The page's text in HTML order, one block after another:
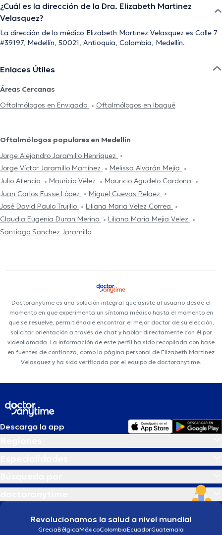
¿Cuál es la dirección de la Dra. Elizabeth Martinez
Velasquez?
La dirección de la médico Elizabeth Martinez Velasquez es Calle 7
#39197, Medellín, 50021, Antioquia, Colombia, Medellín.
Enlaces Útiles
Áreas Cercanas
Oftalmólogos en Envigado
Oftalmólogos en Ibagué
Oftalmólogos populares en Medellín
Jorge Alejandro Jaramillo Henríquez
Jorge Víctor Jaramillo Martínez
Melissa Alvarán Mejía
Julio Atencio
Mauricio Vélez
Mauricio Agudelo Cardona
Juan Carlos Eusse López
Miguel Cuevas Pelaez
José David Paulo Trujillo
Liliana Maria Velez Correa
Claudia Eugenia Duran Merino
Liliana Maria Mejia Velez
Santiago Sanchez Jaramillo
Doctoranytime es una solución integral que asiste al usuario desde el
momento en que experimenta un síntoma médico hasta el momento en
que se resuelve, permitiéndole encontrar el mejor doctor de su elección,
solicitar orientación a través de chat y hablar directamente con él por
videollamada. La información de este perfil ha sido recopilada con base
en fuentes de confianza, como la página personal de Elizabeth Martinez
Velasquez y ha sido verificada por el equipo de doctoranytime.
Descarga la app
Revolucionamos la salud a nivel mundial
GreciaBélgicaMéxicoColombiaEcuadorGuatemala